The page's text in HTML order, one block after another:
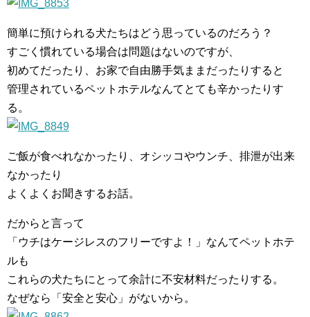
簡単に預けられる犬たちはどう思っているのだろう？
すごく慣れている場合は問題はないのですが、
初めてだったり、お家で自由勝手気ままだったりすると
管理されているペットホテルなんてとても辛かったりす
る。
ご飯が食べれなかったり、オシッコやウンチ、排泄が出来
なかったり
よくよくお聞きするお話。
だからと言って
「ウチはケージレスのフリーですよ！」なんてペットホテ
ルも
これらの犬たちにとって余計に不安材料だったりする。
なぜなら「安全と安心」がないから。